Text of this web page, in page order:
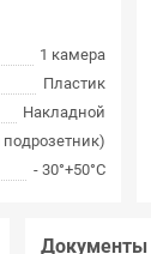
1 камера
Пластик
Накладной
- 30°+50°С
Документы